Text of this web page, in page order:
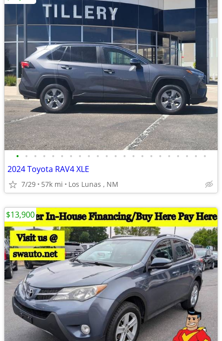
• • • • • • • • • • • • • • • • • • • • • •
2024 Toyota RAV4 XLE
7/29 57k mi Los Lunas , NM
$13,900